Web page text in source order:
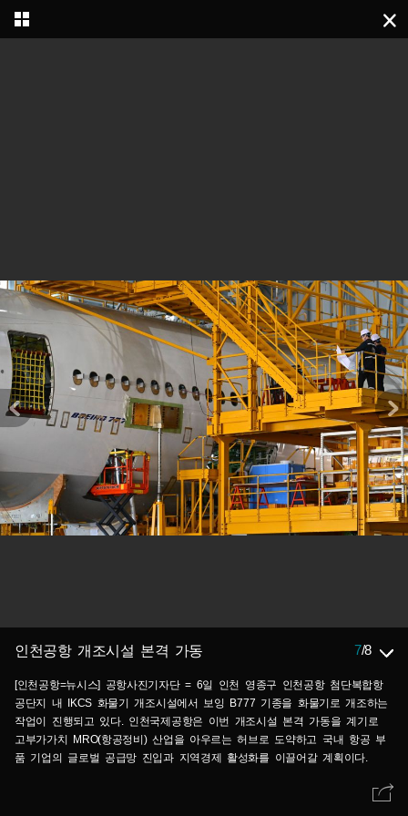
인천공항 개조시설 본격 가동 7/8
[인천공항=뉴시스] 공항사진기자단 = 6일 인천 영종구 인천공항 첨단복합항
공단지 내 IKCS 화물기 개조시설에서 보잉 B777 기종을 화물기로 개조하는
작업이 진행되고 있다. 인천국제공항은 이번 개조시설 본격 가동을 계기로
고부가가치 MRO(항공정비) 산업을 아우르는 허브로 도약하고 국내 항공 부
품 기업의 글로벌 공급망 진입과 지역경제 활성화를 이끌어갈 계획이다.